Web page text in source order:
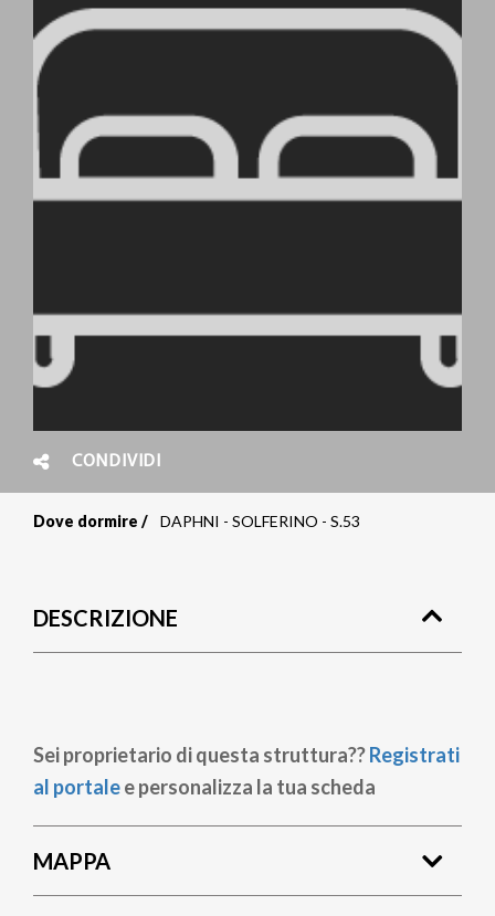
CONDIVIDI
pane
Dove dormire DAPHNI - SOLFERINO - S.53
DESCRIZIONE
Sei proprietario di questa struttura??Registrati
al portalee personalizza la tua scheda
MAPPA